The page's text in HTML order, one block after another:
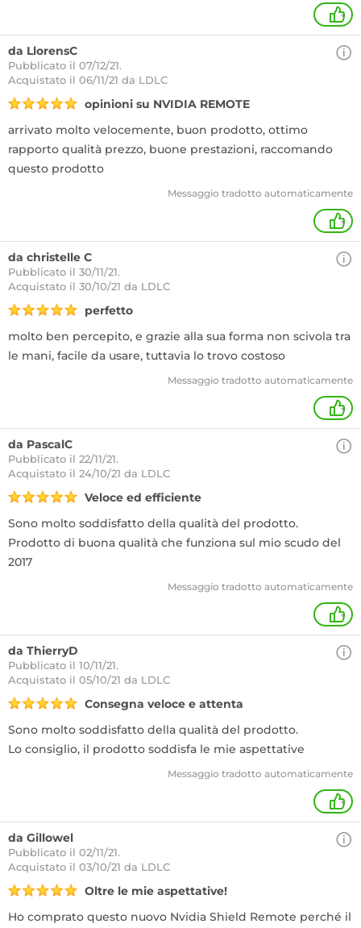
+
da LlorensC
Pubblicato il 07/12/21.
Acquistato il 06/11/21 da LDLC
opinioni su NVIDIA REMOTE
arrivato molto velocemente, buon prodotto, ottimo
rapporto qualità prezzo, buone prestazioni, raccomando
questo prodotto
Messaggio tradotto automaticamente
+
da christelle C
Pubblicato il 30/11/21.
Acquistato il 30/10/21 da LDLC
perfetto
molto ben percepito, e grazie alla sua forma non scivola tra
le mani, facile da usare, tuttavia lo trovo costoso
Messaggio tradotto automaticamente
+
da PascalC
Pubblicato il 22/11/21.
Acquistato il 24/10/21 da LDLC
Veloce ed efficiente
Sono molto soddisfatto della qualità del prodotto.
Prodotto di buona qualità che funziona sul mio scudo del
2017
Messaggio tradotto automaticamente
+
da ThierryD
Pubblicato il 10/11/21.
Acquistato il 05/10/21 da LDLC
Consegna veloce e attenta
Sono molto soddisfatto della qualità del prodotto.
Lo consiglio, il prodotto soddisfa le mie aspettative
Messaggio tradotto automaticamente
+
da Gillowel
Pubblicato il 02/11/21.
Acquistato il 03/10/21 da LDLC
Oltre le mie aspettative!
Ho comprato questo nuovo Nvidia Shield Remote perché il